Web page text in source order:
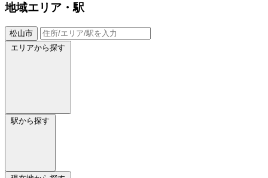
地域エリア・駅
松山市
エリアから探す
駅から探す